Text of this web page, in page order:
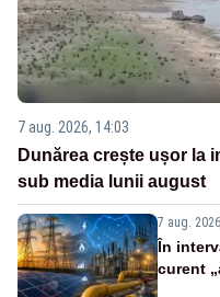
7 aug. 2026, 14:03
Dunărea crește ușor la
sub media lunii august
7 aug.
În
curent